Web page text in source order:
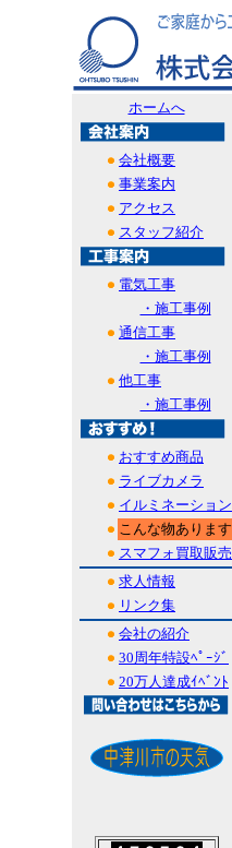
ホームへ
会社概要
事業案内
アクセス
スタッフ紹介
電気工事
・施工事例
通信工事
・施工事例
他工事
・施工事例
おすすめ商品
ライブカメラ
イルミネーション
こんな物あります
スマフォ買取販売
求人情報
リンク集
会社の紹介
30周年特設ﾍﾟｰｼﾞ
20万人達成ｲﾍﾞﾝﾄ